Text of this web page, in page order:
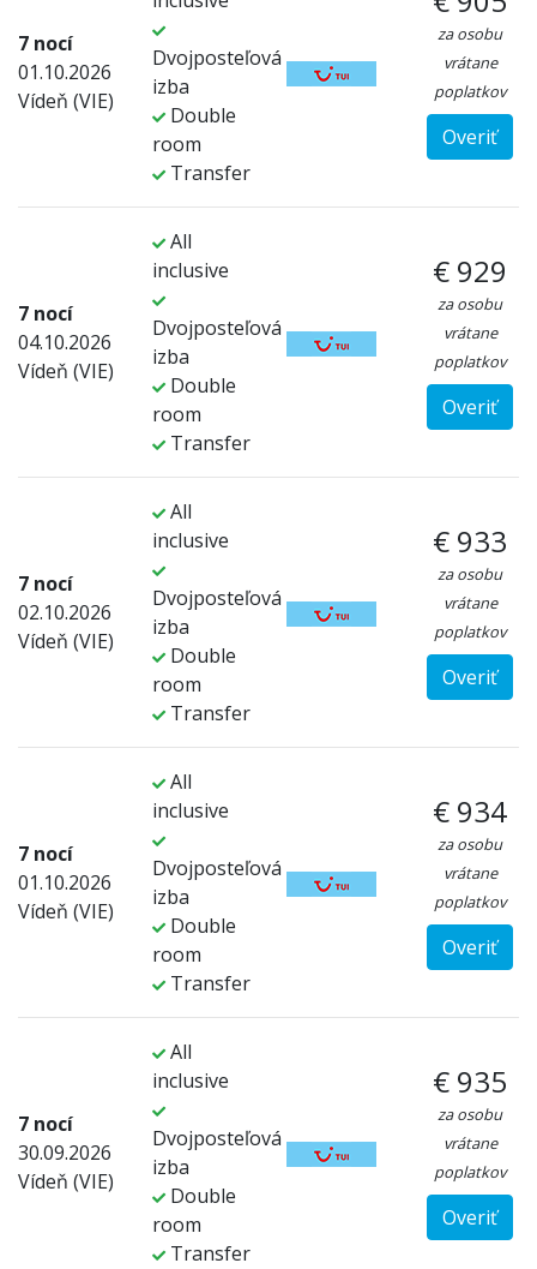
7 nocí
01.10.2026
Vídeň (VIE)
Dvojposteľová
izba
Double
room
Transfer
za osobu
vrátane
poplatkov
Overiť
7 nocí
04.10.2026
Vídeň (VIE)
All
inclusive
Dvojposteľová
izba
Double
room
Transfer
€ 929
za osobu
vrátane
poplatkov
Overiť
7 nocí
02.10.2026
Vídeň (VIE)
All
inclusive
Dvojposteľová
izba
Double
room
Transfer
€ 933
za osobu
vrátane
poplatkov
Overiť
7 nocí
01.10.2026
Vídeň (VIE)
All
inclusive
Dvojposteľová
izba
Double
room
Transfer
€ 934
za osobu
vrátane
poplatkov
Overiť
7 nocí
30.09.2026
Vídeň (VIE)
All
inclusive
Dvojposteľová
izba
Double
room
Transfer
€ 935
za osobu
vrátane
poplatkov
Overiť